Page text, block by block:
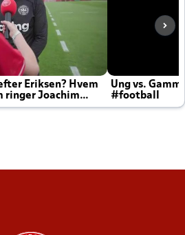
Eriksen? Hvem
ringer Joachim
Ung vs.
#football